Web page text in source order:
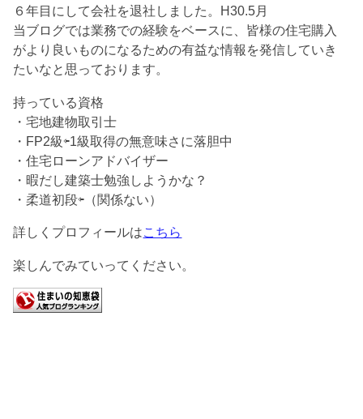
６年目にして会社を退社しました。H30.5月
当ブログでは業務での経験をベースに、皆様の住宅購入
がより良いものになるための有益な情報を発信していき
たいなと思っております。
持っている資格
・宅地建物取引士
・FP2級⇦1級取得の無意味さに落胆中
・住宅ローンアドバイザー
・暇だし建築士勉強しようかな？
・柔道初段⇦（関係ない）
詳しくプロフィールはこちら
楽しんでみていってください。